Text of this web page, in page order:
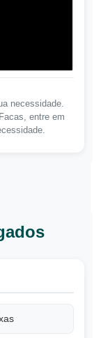
necessidade.
entre em